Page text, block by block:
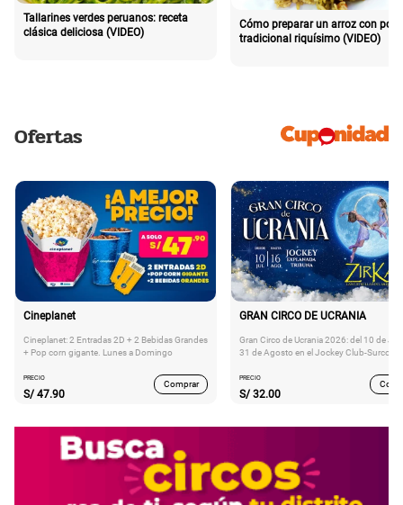
Tallarines verdes peruanos: receta
clásica deliciosa (VIDEO)
Cómo preparar un arroz con pollo
tradicional riquísimo (VIDEO)
Ofertas
Cineplanet
Cineplanet: 2 Entradas 2D + 2 Bebidas Grandes
+ Pop corn gigante. Lunes a Domingo
PRECIO
S/ 47.90
Comprar
GRAN CIRCO DE UCRANIA
Gran Circo de Ucrania 2026: del 10 de
31 de Agosto en el Jockey Club-Surco
PRECIO
S/ 32.00